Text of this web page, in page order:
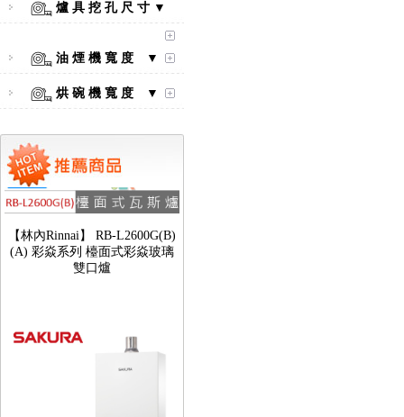
爐 具 挖 孔 尺 寸 ▼
油 煙 機 寬 度 ▼
烘 碗 機 寬 度 ▼
(A) 彩焱系列 檯面式彩焱玻璃
雙口爐